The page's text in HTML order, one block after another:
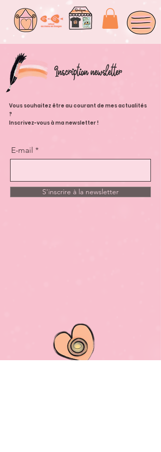
Inscription newsletter
E-mail
S'inscrire à la newsletter
Vous souhaitez être au courant de mes actualités
?
Inscrivez-vous à ma newsletter !